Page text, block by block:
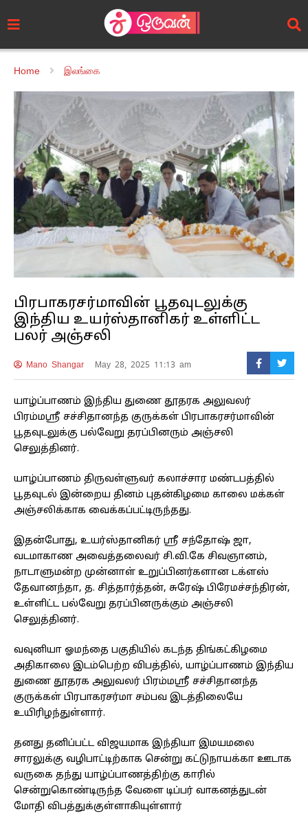
Home இலங்கை
பிரபாகரசர்மாவின் பூதவுடலுக்கு
இந்திய உயர்ஸ்தானிகர் உள்ளிட்ட
பலர் அஞ்சலி
Mano Shangar May 28, 2025 11:13 am
யாழ்ப்பாணம் இந்திய துணை தூதரக அலுவலர்
பிரம்மஸ்ரீ சச்சிதானந்த குருக்கள் பிரபாகரசர்மாவின்
பூதவுடலுக்கு பல்வேறு தரப்பினரும் அஞ்சலி
செலுத்தினர்.
யாழ்ப்பாணம் திருவள்ளுவர் கலாச்சார மண்டபத்தில்
பூதவுடல் இன்றைய தினம் புதன்கிழமை காலை மக்கள்
அஞ்சலிக்காக வைக்கப்பட்டிருந்தது.
இதன்போது, உயர்ஸ்தானிகர் ஸ்ரீ சந்தோஷ் ஜா,
வடமாகாண அவைத்தலைவர் சி.வி.கே சிவஞானம்,
நாடாளுமன்ற முன்னாள் உறுப்பினர்களான டக்ளஸ்
தேவானந்தா, த. சித்தார்த்தன், சுரேஷ் பிரேமச்சந்திரன்,
உள்ளிட்ட பல்வேறு தரப்பினருக்கும் அஞ்சலி
செலுத்தினர்.
வவுனியா ஓமந்தை பகுதியில் கடந்த திங்கட்கிழமை
அதிகாலை இடம்பெற்ற விபத்தில், யாழ்ப்பாணம் இந்திய
துணை தூதரக அலுவலர் பிரம்மஸ்ரீ சச்சிதானந்த
குருக்கள் பிரபாகரசர்மா சம்பவ இடத்திலையே
உயிரிழந்துள்ளார்.
தனது தனிப்பட்ட விஜயமாக இந்தியா இமயமலை
சாரலுக்கு வழிபாட்டிற்காக சென்று கட்டுநாயக்கா ஊடாக
வருகை தந்து யாழ்ப்பாணத்திற்கு காரில்
சென்றுகொண்டிருந்த வேளை டிப்பர் வாகனத்துடன்
மோதி விபத்துக்குள்ளாகியுள்ளார்